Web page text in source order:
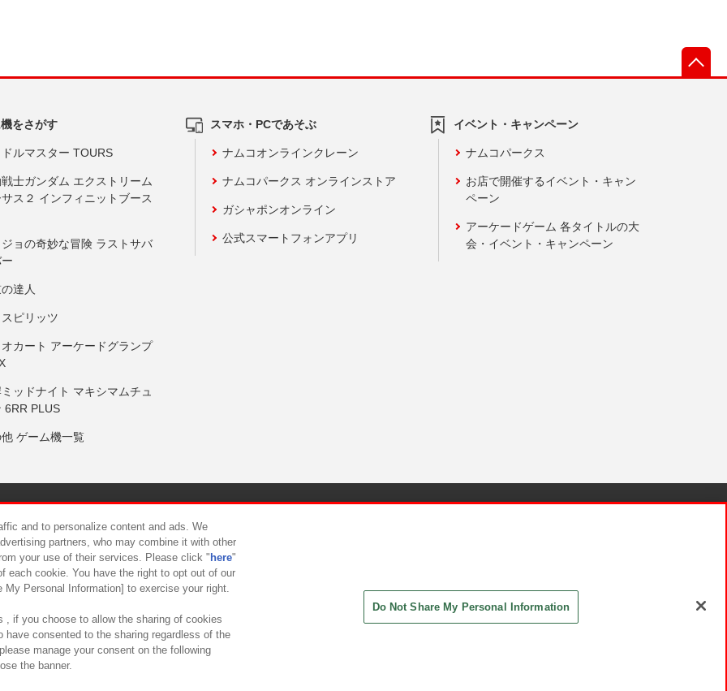
をさがす
ルマスター TOURS
士ガンダム エクストリーム
ス２ インフィニットブース
ョの奇妙な冒険 ラストサバ
達人
ピリッツ
カート アーケードグランプ
ッドナイト マキシマムチュ
6RR PLUS
ゲーム機一覧
スマホ・PCであそぶ
ナムコオンラインクレーン
ナムコパークス オンラインストア
ガシャポンオンライン
公式スマートフォンアプリ
イベント・キャンペーン
ナムコパークス
お店で開催するイベント・キャン
ペーン
アーケードゲーム 各タイトルの大
会・イベント・キャンペーン
について カスタマーハラスメント対応方針
and to personalize content and ads. We
partners, who may combine it with other
your use of their services. Please click " here"
each cookie. You have the right to opt out of our
Personal Information] to exercise your right.
, if you choose to allow the sharing of cookies
have consented to the sharing regardless of the
manage your consent on the following
the banner.
Do Not Share My Personal Information